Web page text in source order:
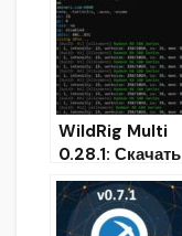
Ethash и
Ubqhash
WildRig Multi
0.28.1: Скачать
мульти майнер
для AMD &
NVIDIA